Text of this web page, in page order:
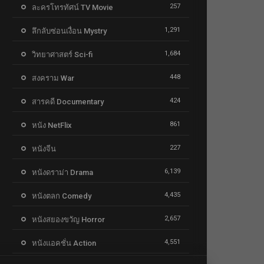
ละครโทรทัศน์ TV Movie 257
ลึกลับซ่อนเงื่อน Mystry 1,291
วิทยาศาสตร์ Sci-fi 1,684
สงคราม War 448
สารคดี Documentary 424
หนัง NetFlix 861
หนังจีน 227
หนังดราม่า Drama 6,139
หนังตลก Comedy 4,435
หนังสยองขวัญ Horror 2,657
หนังแอคชั่น Action 4,551